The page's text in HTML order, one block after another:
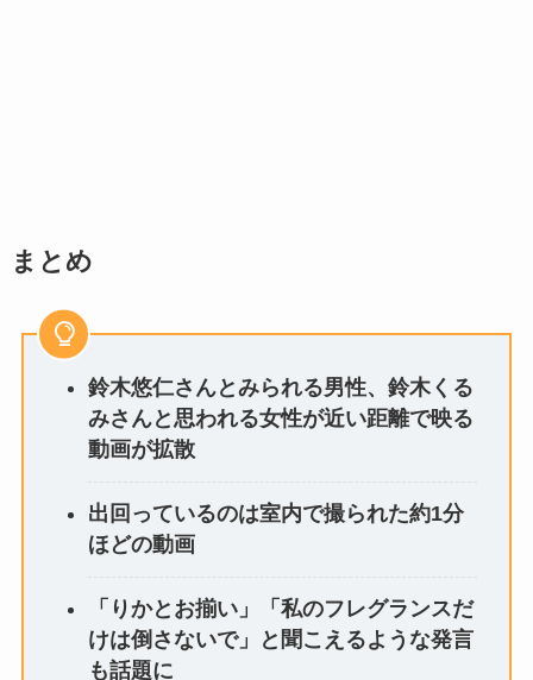
まとめ
鈴木悠仁さんとみられる男性、鈴木くる
みさんと思われる女性が近い距離で映る
動画が拡散
出回っているのは室内で撮られた約1分
ほどの動画
「りかとお揃い」「私のフレグランスだ
けは倒さないで」と聞こえるような発言
も話題に